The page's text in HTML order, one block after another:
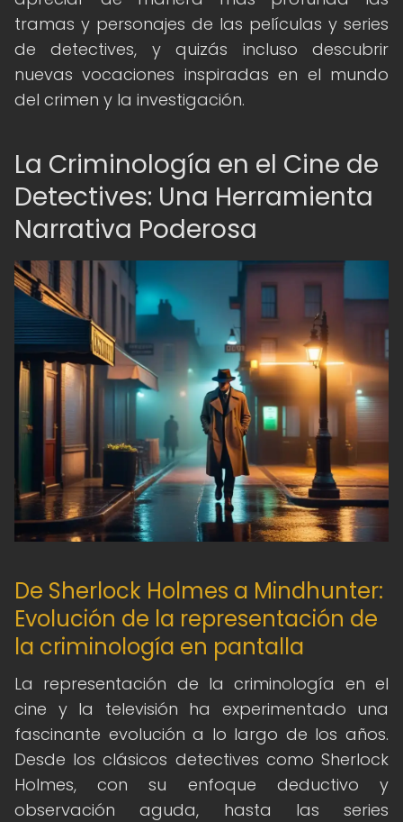
tramas y personajes de las películas y series
de detectives, y quizás incluso descubrir
nuevas vocaciones inspiradas en el mundo
del crimen y la investigación.
La Criminología en el Cine de
Detectives: Una Herramienta
Narrativa Poderosa
De Sherlock Holmes a Mindhunter:
Evolución de la representación de
la criminología en pantalla
La representación de la criminología en el
cine y la televisión ha experimentado una
fascinante evolución a lo largo de los años.
Desde los clásicos detectives como Sherlock
Holmes, con su enfoque deductivo y
observación aguda, hasta las series